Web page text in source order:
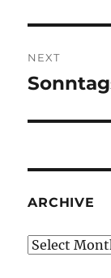
NEXT
Next
ARCHIVE
Archive